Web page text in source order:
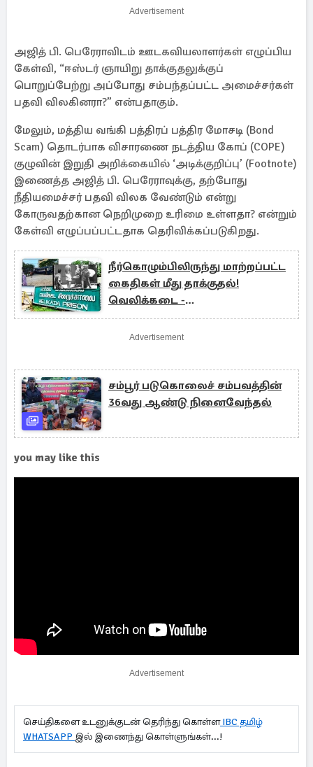
Advertisement
அஜித் பி. பெரேராவிடம் ஊடகவியலாளர்கள் எழுப்பிய
கேள்வி, “ஈஸ்டர் ஞாயிறு தாக்குதலுக்குப்
பொறுப்பேற்று அப்போது சம்பந்தப்பட்ட அமைச்சர்கள்
பதவி விலகினரா?” என்பதாகும்.
மேலும், மத்திய வங்கி பத்திரப் பத்திர மோசடி (Bond
Scam) தொடர்பாக விசாரணை நடத்திய கோப் (COPE)
குழுவின் இறுதி அறிக்கையில் ‘அடிக்குறிப்பு’ (Footnote)
இணைத்த அஜித் பி. பெரேராவுக்கு, தற்போது
நீதியமைச்சர் பதவி விலக வேண்டும் என்று
கோருவதற்கான நெறிமுறை உரிமை உள்ளதா? என்றும்
கேள்வி எழுப்பப்பட்டதாக தெரிவிக்கப்படுகிறது.
நீர்கொழும்பிலிருந்து மாற்றப்பட்ட
கைதிகள் மீது தாக்குதல்!
வெலிக்கடை -
அங்குனுகோலாவில் இருவர் பலி
Advertisement
சம்பூர் படுகொலைச் சம்பவத்தின்
36வது ஆண்டு நினைவேந்தல்
you may like this
Advertisement
செய்திகளை உடனுக்குடன் தெரிந்து கொள்ளIBC தமிழ்
WHATSAPP இல் இணைந்து கொள்ளுங்கள்...!